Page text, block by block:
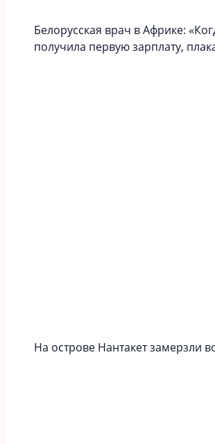
Белорусская врач в Африке:
получила первую зарплату,
На острове Нантакет замерзли